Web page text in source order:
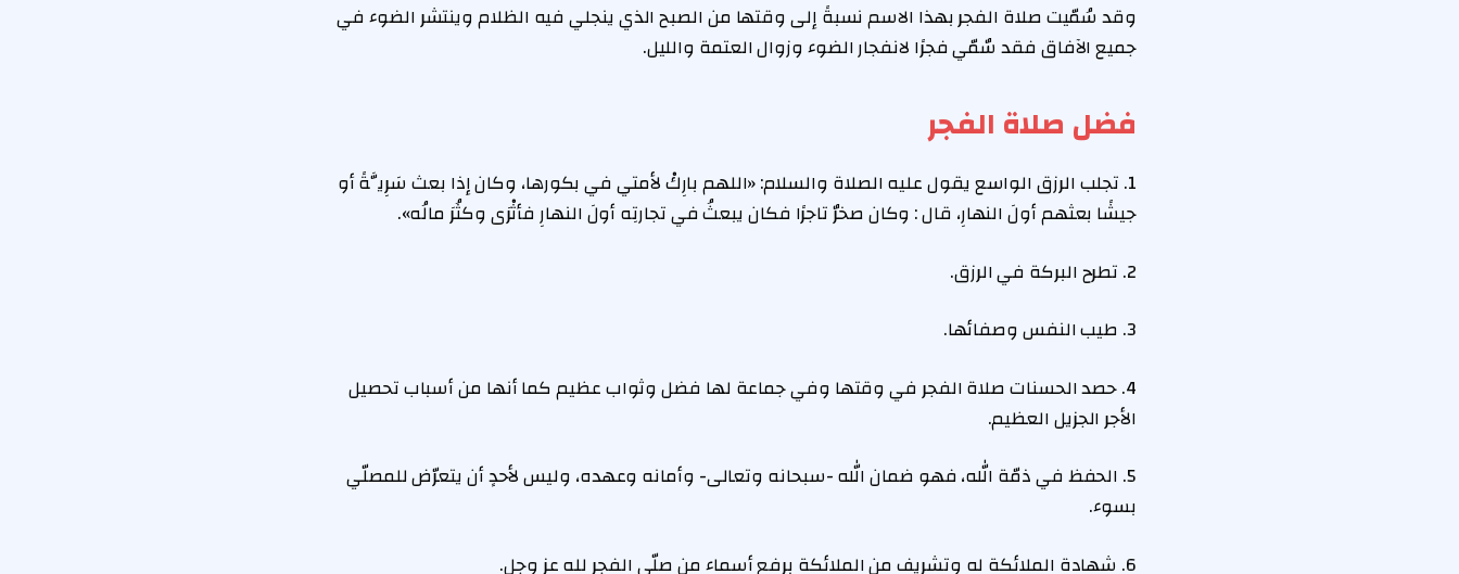
وقد سُمّيت صلاة الفجر بهذا الاسم نسبةً إلى وقتها من الصبح الذي ينجلي فيه الظلام وينتشر الضوء في
جميع الآفاق فقد سٌمّي فجرًا لانفجار الضوء وزوال العتمة والليل.
فضل صلاة الفجر
1. تجلب الرزق الواسع يقول عليه الصلاة والسلام: «اللهم بارِكْ لأمتي في بكورها، وكان إذا بعث سَرِيَّةً أو
جيشًا بعثهم أولَ النهارِ، قال : وكان صخرٌ تاجرًا فكان يبعثُ في تجارتِه أولَ النهارِ فأثْرَى وكثُرَ مالُه».
2. تطرح البركة في الرزق.
3. طيب النفس وصفائها.
4. حصد الحسنات صلاة الفجر في وقتها وفي جماعة لها فضل وثواب عظيم كما أنها من أسباب تحصيل
الأجر الجزيل العظيم.
5. الحفظ في ذمّة الله، فهو ضمان الله -سبحانه وتعالى- وأمانه وعهده، وليس لأحدٍ أن يتعرّض للمصلّي
بسوء.
6. شهادة الملائكة له وتشريف من الملائكة برفع أسماء من صلّى الفجر لله عز وجل.